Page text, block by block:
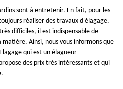
sont à entretenir. En fait, pour les
réaliser des travaux d'élagage.
difficiles, il est indispensable de
Ainsi, nous vous informons que
qui est un élagueur
des prix très intéressants et qui